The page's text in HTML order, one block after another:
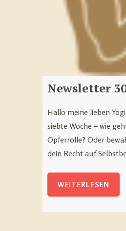
Newsletter
Hallo meine lieben
siebte Woche – wie
Opferrolle? Oder
dein Recht auf
WEITERLESEN